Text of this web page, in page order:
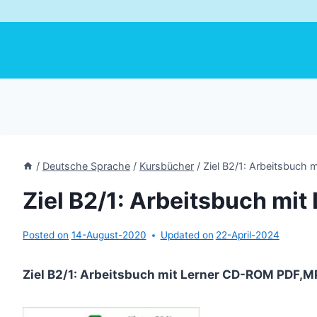
/ Deutsche Sprache / Kursbücher / Ziel B2/1: Arbeitsbuch
Ziel B2/1: Arbeitsbuch mit
Posted on 14-August-2020 Updated on 22-April-2024
Ziel B2/1: Arbeitsbuch mit Lerner CD-ROM